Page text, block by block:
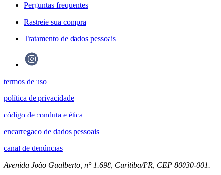
Perguntas frequentes
Rastreie sua compra
Tratamento de dados pessoais
termos de uso
política de privacidade
código de conduta e ética
encarregado de dados pessoais
canal de denúncias
Avenida João Gualberto, n° 1.698, Curitiba/PR, CEP 80030-001.